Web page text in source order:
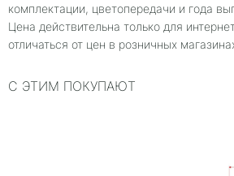
комплектации, цветопередачи и года
Цена действительна только для
отличаться от цен в розничных
С ЭТИМ ПОКУПАЮТ